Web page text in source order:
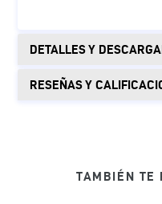
DETALLES Y
RESEÑAS Y
TAMBIÉN TE